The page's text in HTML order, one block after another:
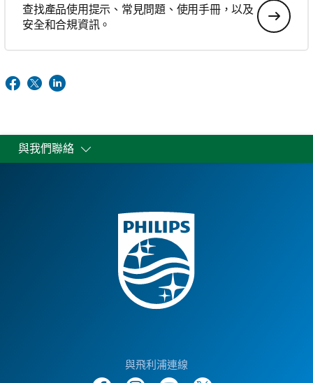
查找產品使用提示、常見問題、使用手冊，以及
安全和合規資訊。
與我們聯絡
與飛利浦連線